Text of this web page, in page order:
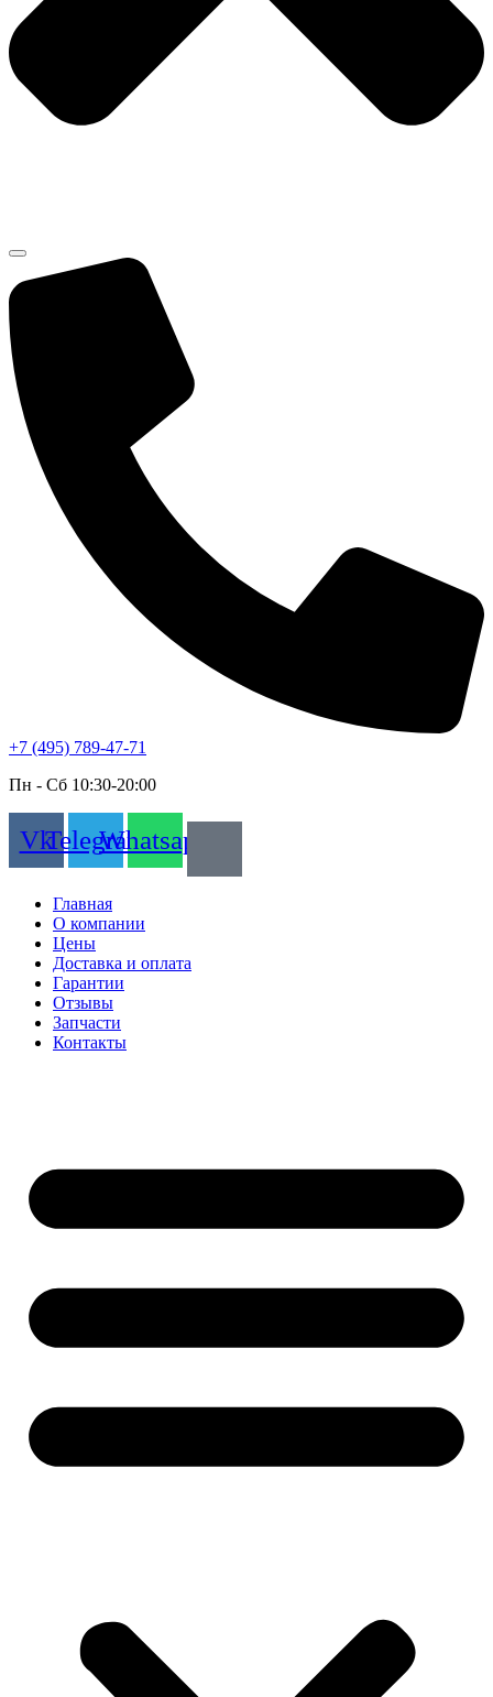
+7 (495) 789-47-71
Пн - Cб 10:30-20:00
VkTelegramWhatsapp
Главная
О компании
Цены
Доставка и оплата
Гарантии
Отзывы
Запчасти
Контакты